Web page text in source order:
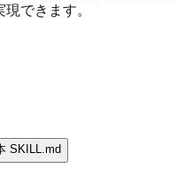
できます。
SKILL.md